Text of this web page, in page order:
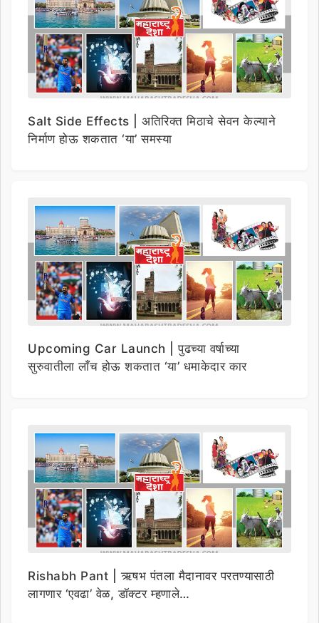
Salt Side Effects | अतिरिक्त मिठाचे सेवन केल्याने
निर्माण होऊ शकतात ‘या’ समस्या
Upcoming Car Launch | पुढच्या वर्षाच्या
सुरुवातीला लाँच होऊ शकतात ‘या’ धमाकेदार कार
Rishabh Pant | ऋषभ पंतला मैदानावर परतण्यासाठी
लागणार ‘एवढा’ वेळ, डॉक्टर म्हणाले…